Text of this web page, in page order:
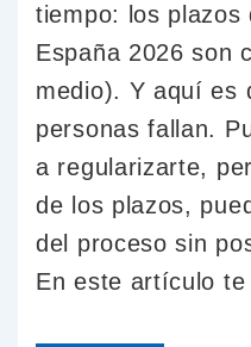
tiempo: los plazos
España 2026 son
medio). Y aquí es
personas fallan.
a regularizarte,
de los plazos,
del proceso sin
En este artículo